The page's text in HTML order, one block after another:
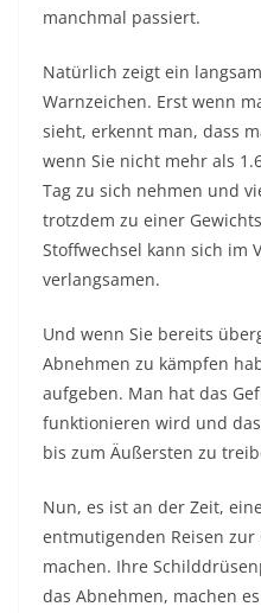
manchmal passiert.
Natürlich zeigt ein
Warnzeichen. Erst wenn
sieht, erkennt man, dass
wenn Sie nicht mehr als
Tag zu sich nehmen und
trotzdem zu einer
Stoffwechsel kann sich im
verlangsamen.
Und wenn Sie bereits
Abnehmen zu kämpfen
aufgeben. Man hat das
funktionieren wird und
bis zum Äußersten zu
Nun, es ist an der Zeit,
entmutigenden Reisen
machen. Ihre
das Abnehmen, machen